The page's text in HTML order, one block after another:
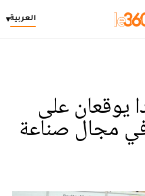
العربية▾
يوقعان على
مجال صناعة